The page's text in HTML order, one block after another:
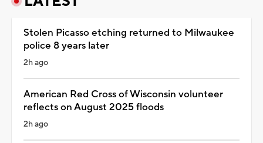
Stolen Picasso etching returned to Milwaukee
police 8 years later
2h ago
American Red Cross of Wisconsin volunteer
reflects on August 2025 floods
2h ago